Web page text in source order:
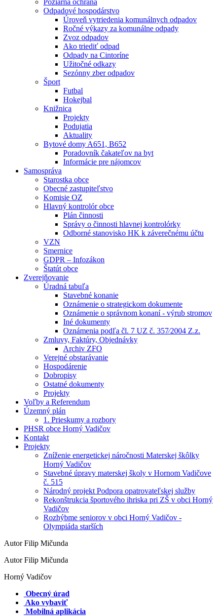
Požiarna ochrana
Odpadové hospodárstvo
Úroveň vytriedenia komunálnych odpadov
Ročné výkazy za komunálne odpady
Zvoz odpadov
Ako triediť odpad
Odpady na Cintoríne
Užitočné odkazy
Sezónny zber odpadov
Šport
Futbal
Hokejbal
Knižnica
Projekty
Podujatia
Aktuality
Bytové domy A651, B652
Poradovník čakateľov na byt
Informácie pre nájomcov
Samospráva
Starostka obce
Obecné zastupiteľstvo
Komisie OZ
Hlavný kontrolór obce
Plán činnosti
Správy o činnosti hlavnej kontrolórky
Odborné stanovisko HK k záverečnému účtu
VZN
Smernice
GDPR – Infozákon
Štatút obce
Zverejňovanie
Úradná tabuľa
Stavebné konanie
Oznámenie o strategickom dokumente
Oznámenie o správnom konaní - výrub stromov
Iné dokumenty
Oznámenia podľa čl. 7 UZ č. 357⁄2004 Z.z.
Zmluvy, Faktúry, Objednávky
Archiv ZFO
Verejné obstarávanie
Hospodárenie
Dobropisy
Ostatné dokumenty
Projekty
Voľby a Referendum
Územný plán
1. Prieskumy a rozbory
PHSR obce Horný Vadičov
Kontakt
Projekty
Zníženie energetickej náročnosti Materskej škôlky
Horný Vadičov
Stavebné úpravy materskej školy v Hornom Vadičove
č. 515
Národný projekt Podpora opatrovateľskej služby
Rekonštrukcia športového ihriska pri ZŠ v obci Horný
Vadičov
Rozhýbme seniorov v obci Horný Vadičov -
Olympiáda starších
Autor Filip Mičunda
Autor Filip Mičunda
Horný Vadičov
Obecný úrad
Ako vybaviť
Mobilná aplikácia